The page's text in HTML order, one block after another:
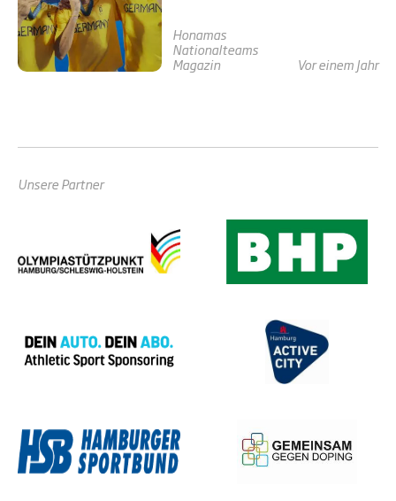
Honamas
Nationalteams
Magazin
Vor einem Jahr
Unsere Partner